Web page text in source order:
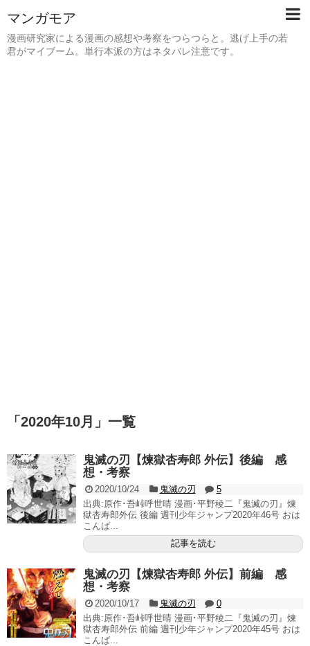
マンガモア
漫画研究家による漫画の感想や考察をつらつらと。逃げ上手の若
君がマイブーム。単行本派の方はネタバレ注意です。
「 2020年10月 」 一覧
鬼滅の刃【煉獄杏寿郎 外伝】後編 感
想・考察
2020/10/24 鬼滅の刃
5
出典:原作･吾峠呼世晴 漫画･平野稜二『鬼滅の刃』煉
獄杏寿郎外伝 後編 週刊少年ジャンプ2020年46号 おは
こんば...
記事を読む
鬼滅の刃【煉獄杏寿郎 外伝】前編 感
想・考察
2020/10/17 鬼滅の刃
0
出典:原作･吾峠呼世晴 漫画･平野稜二『鬼滅の刃』煉
獄杏寿郎外伝 前編 週刊少年ジャンプ2020年45号 おは
こんば...